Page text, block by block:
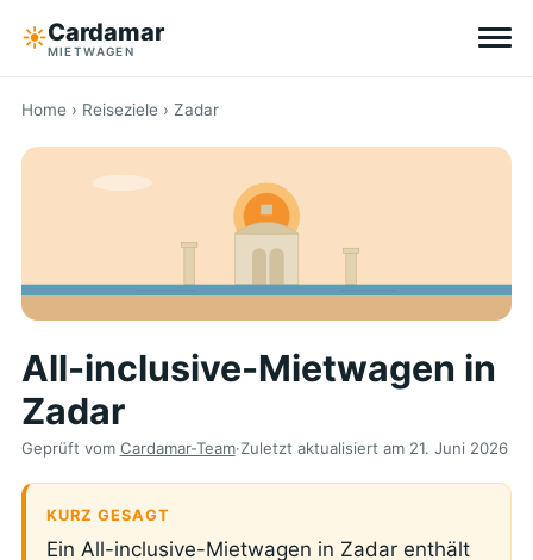
☀︎Cardamar
MIETWAGEN
Reiseziele
All-inclusive
Ohne Selbstbeteiligung
Tipps
Über Cardamar
Home › Reiseziele › Zadar
All-inclusive-Mietwagen in
Zadar
Geprüft vom Cardamar-Team·Zuletzt aktualisiert am 21. Juni 2026
KURZ GESAGT
Ein All-inclusive-Mietwagen in Zadar enthält